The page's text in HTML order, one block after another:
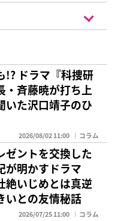
!? ドラマ『科捜研
・斉藤暁が打ち上
いた沢口靖子のひ
2026/08/02 11:00 コラム
ゼントを交換した
が明かすドラマ
絶いじめとは真逆
いとの友情秘話
2026/07/25 11:00 コラム